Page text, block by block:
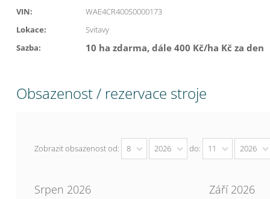
VIN:
WAE4CR400S0000173
Lokace:
Svitavy
Sazba:
10 ha zdarma, dále 400 Kč/ha Kč za den
Obsazenost / rezervace stroje
Zobrazit obsazenost od: 8 2026 do: 11 2026
Srpen 2026 Září 2026